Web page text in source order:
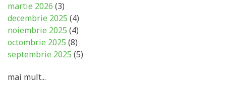
martie 2026 (3)
decembrie 2025 (4)
noiembrie 2025 (4)
octombrie 2025 (8)
septembrie 2025 (5)
mai mult...